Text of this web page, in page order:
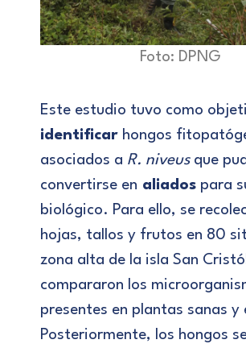
Foto: DPNG
Este estudio tuvo como
identificar hongos
asociados a R. niveusque
convertirse en aliados para
biológico. Para ello, se
hojas, tallos y frutos en 80
zona alta de la isla San
compararon los
presentes en plantas sanas y
Posteriormente, los hongos